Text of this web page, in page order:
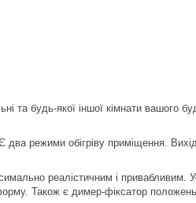
та будь-якої іншої кімнати вашого
режими обігріву приміщення.
реалістичним і привабливим.
Також є димер-фіксатор